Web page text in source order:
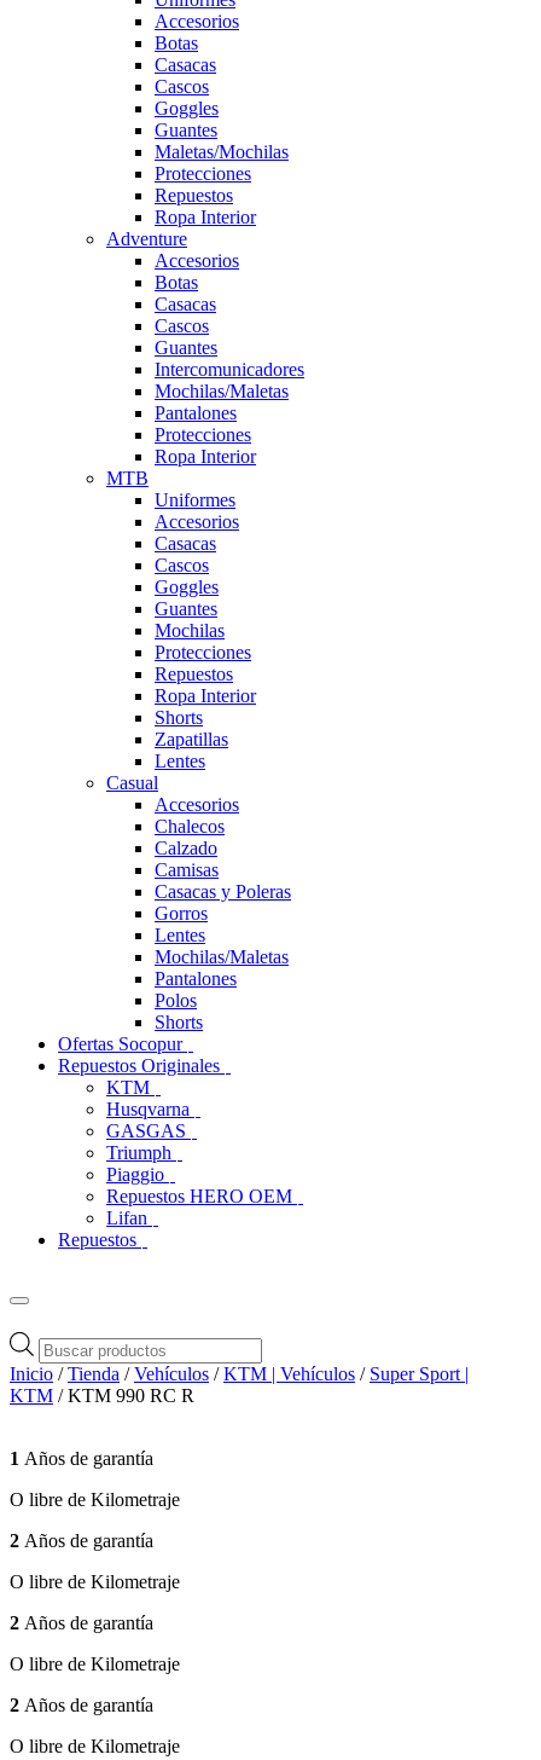
Accesorios
Botas
Casacas
Cascos
Goggles
Guantes
Maletas/Mochilas
Protecciones
Repuestos
Ropa Interior
Adventure
Accesorios
Botas
Casacas
Cascos
Guantes
Intercomunicadores
Mochilas/Maletas
Pantalones
Protecciones
Ropa Interior
MTB
Uniformes
Accesorios
Casacas
Cascos
Goggles
Guantes
Mochilas
Protecciones
Repuestos
Ropa Interior
Shorts
Zapatillas
Lentes
Casual
Accesorios
Chalecos
Calzado
Camisas
Casacas y Poleras
Gorros
Lentes
Mochilas/Maletas
Pantalones
Polos
Shorts
Ofertas Socopur
Repuestos Originales
KTM
Husqvarna
GASGAS
Triumph
Piaggio
Repuestos HERO OEM
Lifan
Repuestos
Búsqueda
de
productos
Inicio /Tienda /Vehículos /KTM | Vehículos / Super Sport |
KTM / KTM 990 RC R
1 Años de garantía
O libre de Kilometraje
2 Años de garantía
O libre de Kilometraje
2 Años de garantía
O libre de Kilometraje
2 Años de garantía
O libre de Kilometraje